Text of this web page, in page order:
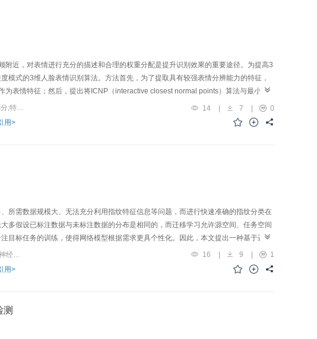
近，对表情进行充分的描述和合理的权重分配是提升识别效果的重要途径。为提高3
模式的3维人脸表情识别算法。方法首先，为了提取具有较强表情分辨能力的特征，
为表情特征；然后，提出将ICNP（interactive closest normal points）算法与最小投
分得到的11个子区域保留了表情变化下面部五官和肌肉的完整性，后者根据各区域
重；最后，带有权重的局部旋度模式特征被输入到分类器中实现表情识别。结果基于
行评估，结果表明其分辨能力较其他表情特征更强；基于BU-3DFE库进行表情识别
强的表征能力；ICNP算法与最小投影偏差算法的结合，能够实现区域的有效划分和权
表明本文算法对3维人脸表情具有较高的识别率，并对易混淆的相似表情仍具有较好
关键词：3维人脸表情识别;局部特征;旋度特征;3维人脸划分;特征权重 14 | 7 |
0
用>
所需数据规模大、无法充分利用指纹特征信息等问题，而进行快速准确的指纹分类在
多假设已标注数据与未标注数据的分布是相同的，而迁移学习允许源空间、任务空间
目标任务的训练，使得网络模型根据需求更具个性化。因此，本文提出一种基于迁移
用梯度估计的方法求取指纹图像的方向场图并且做增强处理；然后将扩展的指纹方向
训练，使其达到一定的分类效果，从而初步实现网络模型参数的调整；最后保留预训
对Finger-SqueezeNet网络进行参数微调（fine tuning）。结果在使用相同的指纹数
到的测试结果达到95.73%。对比同种类型的方法以及验证标准后可知，本文的指纹
率。结论采用指纹类内迁移学习方法和轻量级神经网络相结合进行分类，适当利用了
关键词：指纹分类;迁移学习;Finger-SqueezeNet;轻量型神经网络;方向场 16 9
1
用>
测